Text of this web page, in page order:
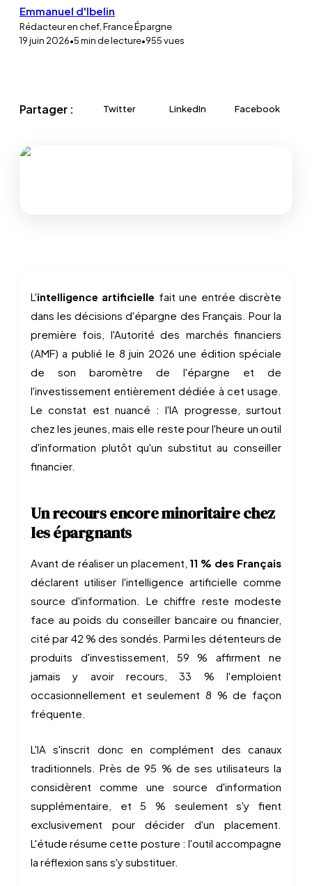
Emmanuel d'Ibelin
Rédacteur en chef, France Épargne
19 juin 2026•5min de lecture•955vues
Partager : Twitter LinkedIn Facebook
L'intelligence artificielle fait une entrée discrète
dans les décisions d'épargne des Français. Pour la
première fois, l'Autorité des marchés financiers
(AMF) a publié le 8 juin 2026 une édition spéciale
de son baromètre de l'épargne et de
l'investissement entièrement dédiée à cet usage.
Le constat est nuancé : l'IA progresse, surtout
chez les jeunes, mais elle reste pour l'heure un outil
d'information plutôt qu'un substitut au conseiller
financier.
Un recours encore minoritaire chez
les épargnants
Avant de réaliser un placement, 11 % des Français
déclarent utiliser l'intelligence artificielle comme
source d'information. Le chiffre reste modeste
face au poids du conseiller bancaire ou financier,
cité par 42 % des sondés. Parmi les détenteurs de
produits d'investissement, 59 % affirment ne
jamais y avoir recours, 33 % l'emploient
occasionnellement et seulement 8 % de façon
fréquente.
L'IA s'inscrit donc en complément des canaux
traditionnels. Près de 95 % de ses utilisateurs la
considèrent comme une source d'information
supplémentaire, et 5 % seulement s'y fient
exclusivement pour décider d'un placement.
L'étude résume cette posture : l'outil accompagne
la réflexion sans s'y substituer.